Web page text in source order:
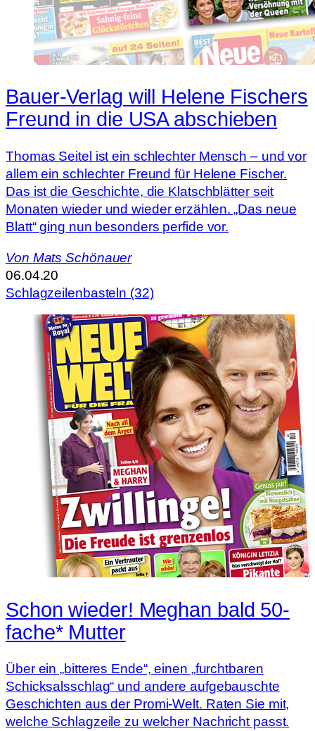
Bauer-Verlag will Helene Fischers
Freund in die USA abschieben
Thomas Seitel ist ein schlechter Mensch – und vor
allem ein schlechter Freund für Helene Fischer.
Das ist die Geschichte, die Klatschblätter seit
Monaten wieder und wieder erzählen. „Das neue
Blatt“ ging nun besonders perfide vor.
Von Mats Schönauer
06.04.20
Schlagzeilenbasteln (32)
Schon wieder! Meghan bald 50-
fache* Mutter
Über ein „bitteres Ende“, einen „furchtbaren
Schicksalsschlag“ und andere aufgebauschte
Geschichten aus der Promi-Welt. Raten Sie mit,
welche Schlagzeile zu welcher Nachricht passt.